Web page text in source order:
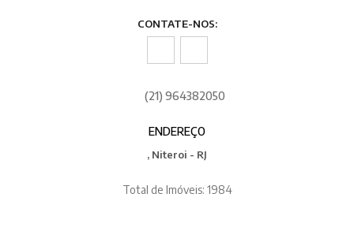
CONTATE-NOS:
(21) 964382050
ENDEREÇO
, Niteroi - RJ
Total de Imóveis: 1984